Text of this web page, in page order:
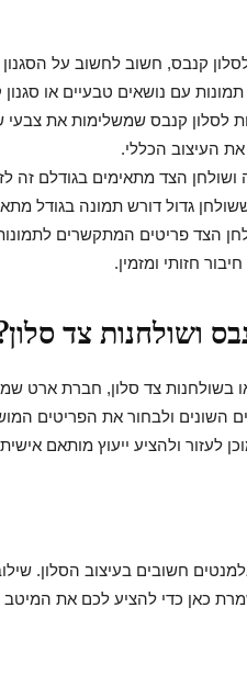
קנבס, חשוב לחשוב על
עם נושאים טבעיים או סגנון
לסלון קנבס שמשלימות את צבעי
העיצוב הכללי.
ושולחן הצד מתאימים בגודלם זה
גדול דורש תמונה בגודל
הצד פריטים המתקשרים
חזותי ומזמין.
ושולחנות צד
בשולחנות צד סלון, חברת ארט
השונים ולבחור את הפריטים
לעזור ולהציע ייעוץ מותאם
חשובים בעיצוב הסלון.
כאן כדי להציע לכם את המיטב